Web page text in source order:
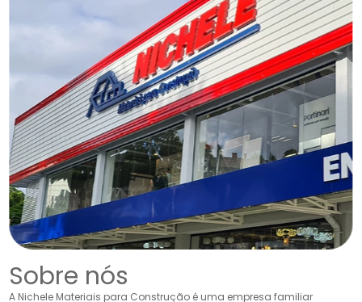
Sobre nós
A Nichele Materiais para Construção é uma empresa familiar